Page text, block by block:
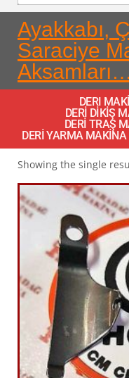
Ayakkabı,
Saraciye
Aksamları…
DERI
DERİ DİKİŞ
DERİ TRAŞ
DERİ YARMA
Showing the single